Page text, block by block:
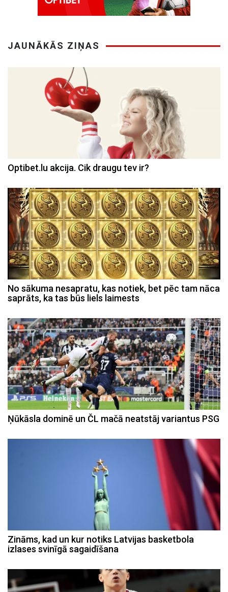
JAUNĀKĀS ZIŅAS
Optibet.lu akcija. Cik draugu tev ir?
No sākuma nesapratu, kas notiek, bet pēc tam nāca
saprāts, ka tas būs liels laimests
Ņūkāsla dominē un ČL mačā neatstāj variantus PSG
Zināms, kad un kur notiks Latvijas basketbola
izlases svinīgā sagaidīšana